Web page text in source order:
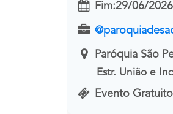
Fim:29/06/
Paróquia São
Estr. União e
Evento Gratuito